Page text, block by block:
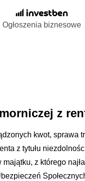
Ogłoszenia biznesowe
z
kwot, sprawa
z tytułu
z którego